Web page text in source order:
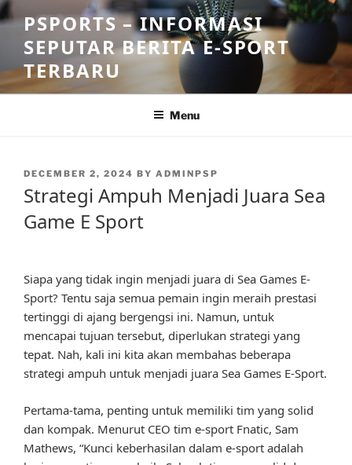
Skip
to
content
PSPORTS – INFORMASI
SEPUTAR BERITA E-SPORT
TERBARU
Menu
POSTED
DECEMBER 2, 2024 BY ADMINPSP
Strategi Ampuh Menjadi Juara Sea
Game E Sport
Siapa yang tidak ingin menjadi juara di Sea Games E-
Sport? Tentu saja semua pemain ingin meraih prestasi
tertinggi di ajang bergengsi ini. Namun, untuk
mencapai tujuan tersebut, diperlukan strategi yang
tepat. Nah, kali ini kita akan membahas beberapa
strategi ampuh untuk menjadi juara Sea Games E-Sport.
Pertama-tama, penting untuk memiliki tim yang solid
dan kompak. Menurut CEO tim e-sport Fnatic, Sam
Mathews, “Kunci keberhasilan dalam e-sport adalah